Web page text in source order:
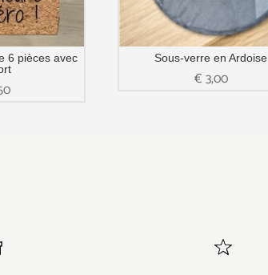
6 pièces avec
Sous-verre en Ardoise
€3,00